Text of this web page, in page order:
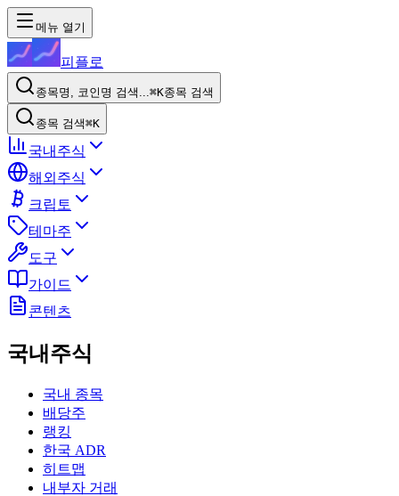
메뉴 열기
피플로
종목명, 코인명 검색...⌘K종목 검색
종목 검색⌘K
국내주식
해외주식
크립토
테마주
도구
가이드
콘텐츠
국내주식
국내 종목
배당주
랭킹
한국 ADR
히트맵
내부자 거래